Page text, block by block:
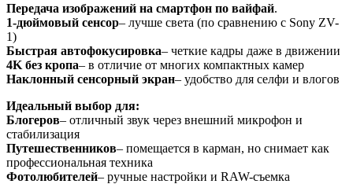
Передача изображений на смартфон по вайфай.
1-дюймовый сенсор– лучше света (по сравнению с Sony ZV-
1)
Быстрая автофокусировка– четкие кадры даже в движении
4K без кропа– в отличие от многих компактных камер
Наклонный сенсорный экран– удобство для селфи и влогов
Идеальный выбор для:
Блогеров– отличный звук через внешний микрофон и
стабилизация
Путешественников– помещается в карман, но снимает как
профессиональная техника
Фотолюбителей– ручные настройки и RAW-съемка